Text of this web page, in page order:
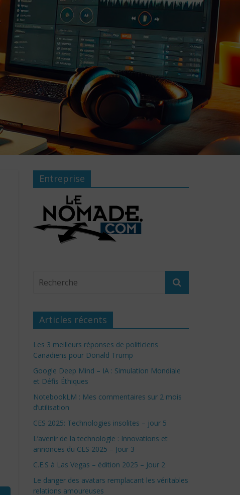
Entreprise
Articles récents
Les 3 meilleurs réponses de politiciens
Canadiens pour Donald Trump
Google Deep Mind – IA : Simulation Mondiale
et Défis Éthiques
NotebookLM : Mes commentaires sur 2 mois
d’utilisation
CES 2025: Technologies insolites – jour 5
L’avenir de la technologie : Innovations et
annonces du CES 2025 – Jour 3
C.E.S à Las Vegas – édition 2025 – Jour 2
Le danger des avatars remplacant les véritables
relations amoureuses